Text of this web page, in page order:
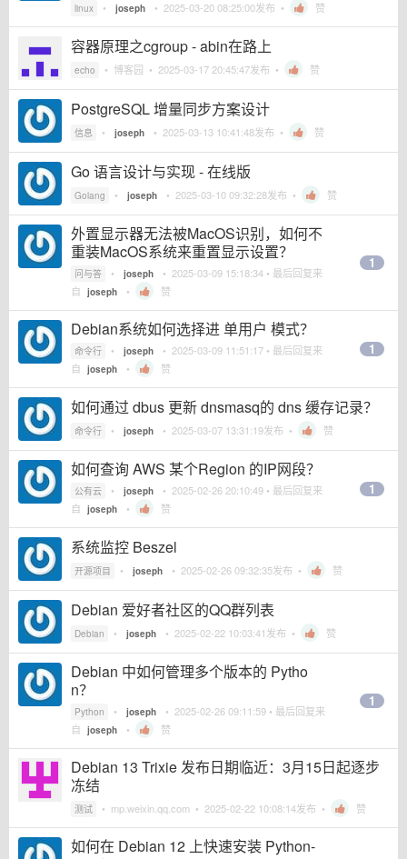
linux • joseph • 2025-03-20 08:25:00发布 • 赞
容器原理之cgroup - abin在路上
echo • 博客园 • 2025-03-17 20:45:47发布 • 赞
PostgreSQL 增量同步方案设计
信息 • joseph • 2025-03-13 10:41:48发布 • 赞
Go 语言设计与实现 - 在线版
Golang • joseph • 2025-03-10 09:32:28发布 • 赞
外置显示器无法被MacOS识别，如何不
重装MacOS系统来重置显示设置？
问与答 • joseph • 2025-03-09 15:18:34 • 最后回复来
自 joseph • 赞
1
Debian系统如何选择进 单用户 模式？
命令行 • joseph • 2025-03-09 11:51:17 • 最后回复来
自 joseph • 赞
1
如何通过 dbus 更新 dnsmasq的 dns 缓存记录？
命令行 • joseph • 2025-03-07 13:31:19发布 • 赞
如何查询 AWS 某个Region 的IP网段？
公有云 • joseph • 2025-02-26 20:10:49 • 最后回复来
自 joseph • 赞
1
系统监控 Beszel
开源项目 • joseph • 2025-02-26 09:32:35发布 • 赞
Debian 爱好者社区的QQ群列表
Debian • joseph • 2025-02-22 10:03:41发布 • 赞
Debian 中如何管理多个版本的 Pytho
n？
Python • joseph • 2025-02-26 09:11:59 • 最后回复来
自 joseph • 赞
1
Debian 13 Trixie 发布日期临近：3月15日起逐步
冻结
测试 • mp.weixin.qq.com • 2025-02-22 10:08:14发布 • 赞
如何在 Debian 12 上快速安装 Python-